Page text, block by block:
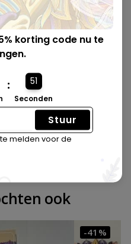
🪵
en gemaakt
ook
-41%
korting code nu te
: 50
Seconden
Stuur
melden voor de